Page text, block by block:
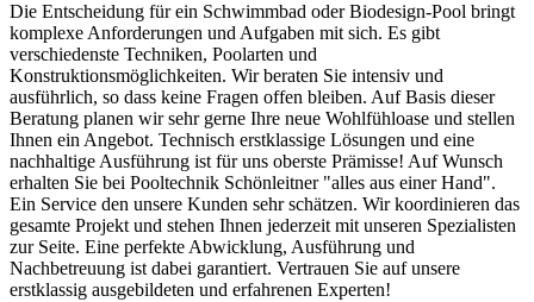
Die Entscheidung für ein Schwimmbad oder Biodesign-Pool bringt
komplexe Anforderungen und Aufgaben mit sich. Es gibt
verschiedenste Techniken, Poolarten und
Konstruktionsmöglichkeiten. Wir beraten Sie intensiv und
ausführlich, so dass keine Fragen offen bleiben. Auf Basis dieser
Beratung planen wir sehr gerne Ihre neue Wohlfühloase und stellen
Ihnen ein Angebot. Technisch erstklassige Lösungen und eine
nachhaltige Ausführung ist für uns oberste Prämisse! Auf Wunsch
erhalten Sie bei Pooltechnik Schönleitner "alles aus einer Hand".
Ein Service den unsere Kunden sehr schätzen. Wir koordinieren das
gesamte Projekt und stehen Ihnen jederzeit mit unseren Spezialisten
zur Seite. Eine perfekte Abwicklung, Ausführung und
Nachbetreuung ist dabei garantiert. Vertrauen Sie auf unsere
erstklassig ausgebildeten und erfahrenen Experten!